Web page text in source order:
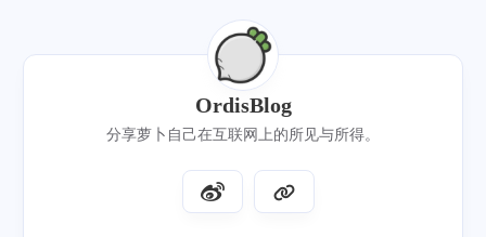
OrdisBlog
分享萝卜自己在互联网上的所见与所得。